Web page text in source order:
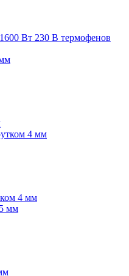
Вт 230 В термофенов
4 мм